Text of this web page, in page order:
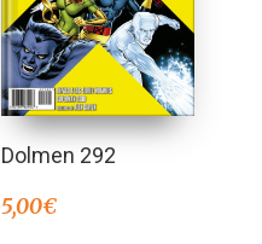
Dolmen 292
5,00€